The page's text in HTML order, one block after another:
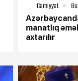
Cəmiyyət
manatlıq
axtarılır